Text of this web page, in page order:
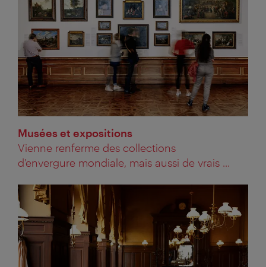
Musées et expositions
Vienne renferme des collections
d'envergure mondiale, mais aussi de vrais ...